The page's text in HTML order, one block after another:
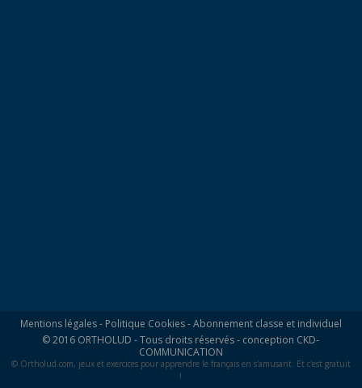
Mentions légales- Politique Cookies-Abonnement classe et individuel
© 2016 ORTHOLUD - Tous droits réservés - conception CKD-
COMMUNICATION
© Ortholud.com, jeux et exercices pour apprendre le français en s'amusant. Et c'est gratuit
!